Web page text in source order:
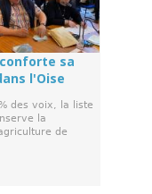
conforte sa
l'Oise
des voix, la liste
la
de